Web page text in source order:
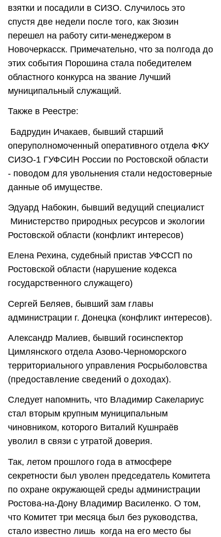
взятки и посадили в СИЗО. Случилось это
спустя две недели после того, как Зюзин
перешел на работу сити-менеджером в
Новочеркасск. Примечательно, что за полгода до
этих события Порошина стала победителем
областного конкурса на звание Лучший
муниципальный служащий.
Также в Реестре:
Бадрудин Ичакаев, бывший старший
оперуполномоченный оперативного отдела ФКУ
СИЗО-1 ГУФСИН России по Ростовской области
- поводом для увольнения стали недостоверные
данные об имуществе.
Эдуард Набокин, бывший ведущий специалист
Министерство природных ресурсов и экологии
Ростовской области (конфликт интересов)
Елена Рехина, судебный пристав УФССП по
Ростовской области (нарушение кодекса
государственного служащего)
Сергей Беляев, бывший зам главы
администрации г. Донецка (конфликт интересов).
Александр Малиев, бывший госинспектор
Цимлянского отдела Азово-Черноморского
территориального управления Росрыболовства
(предоставление сведений о доходах).
Следует напомнить, что Владимир Сакелариус
стал вторым крупным муниципальным
чиновником, которого Виталий Кушнраёв
уволил в связи с утратой доверия.
Так, летом прошлого года в атмосфере
секретности был уволен председатель Комитета
по охране окружающей среды администрации
Ростова-на-Дону Владимир Василенко. О том,
что Комитет три месяца был без руководства,
стало известно лишь когда на его место бы